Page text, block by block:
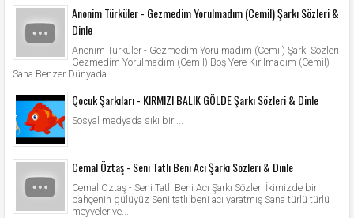
Anonim Türküler - Gezmedim Yorulmadım (Cemil) Şarkı Sözleri &
Dinle
Anonim Türküler - Gezmedim Yorulmadım (Cemil) Şarkı Sözleri
Gezmedim Yorulmadım (Cemil) Boş Yere Kırılmadım (Cemil)
Sana Benzer Dünyada...
Çocuk Şarkıları - KIRMIZI BALIK GÖLDE Şarkı Sözleri & Dinle
Sosyal medyada sıkı bir ...
Cemal Öztaş - Seni Tatlı Beni Acı Şarkı Sözleri & Dinle
Cemal Öztaş - Seni Tatlı Beni Acı Şarkı Sözleri İkimizde bir
bahçenin gülüyüz Seni tatlı beni acı yaratmış Sana türlü türlü
meyveler ve...